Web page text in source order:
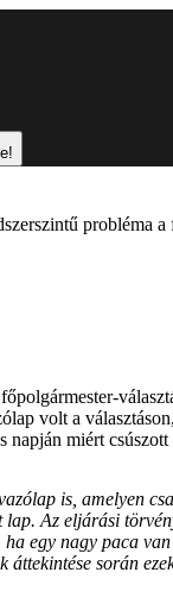
probléma
volt a
napján miért
is, amelyen
Az eljárási
egy nagy paca
során